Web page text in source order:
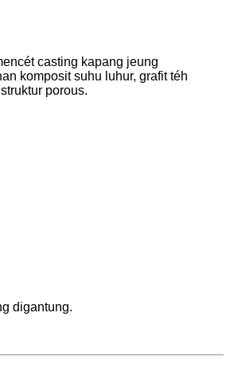
casting kapang jeung
komposit suhu luhur, grafit téh
porous.
digantung.